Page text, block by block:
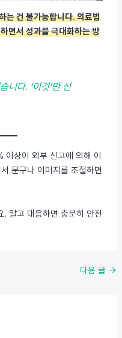
는 건 불가능합니다. 의료법
면서 성과를 극대화하는 방
니다. ‘이것’만 신
상이 외부 신고에 의해 이
문구나 이미지를 조절하면
. 알고 대응하면 충분히 안전
다음 글 →